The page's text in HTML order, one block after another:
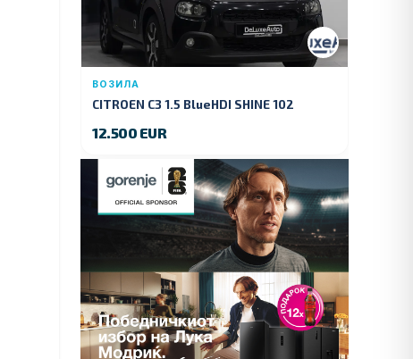
ВОЗИЛА
CITROEN C3 1.5 BlueHDI SHINE 102
12.500 EUR